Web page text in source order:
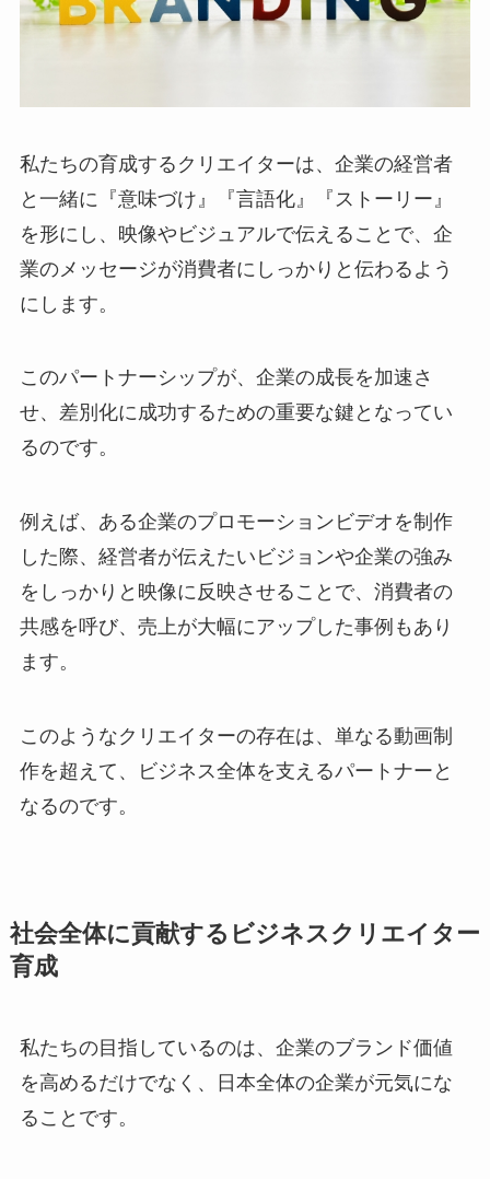
私たちの育成するクリエイターは、企業の経営者
と一緒に『意味づけ』『言語化』『ストーリー』
を形にし、映像やビジュアルで伝えることで、企
業のメッセージが消費者にしっかりと伝わるよう
にします。
このパートナーシップが、企業の成長を加速さ
せ、差別化に成功するための重要な鍵となってい
るのです。
例えば、ある企業のプロモーションビデオを制作
した際、経営者が伝えたいビジョンや企業の強み
をしっかりと映像に反映させることで、消費者の
共感を呼び、売上が大幅にアップした事例もあり
ます。
このようなクリエイターの存在は、単なる動画制
作を超えて、ビジネス全体を支えるパートナーと
なるのです。
社会全体に貢献するビジネスクリエイター
育成
私たちの目指しているのは、企業のブランド価値
を高めるだけでなく、日本全体の企業が元気にな
ることです。